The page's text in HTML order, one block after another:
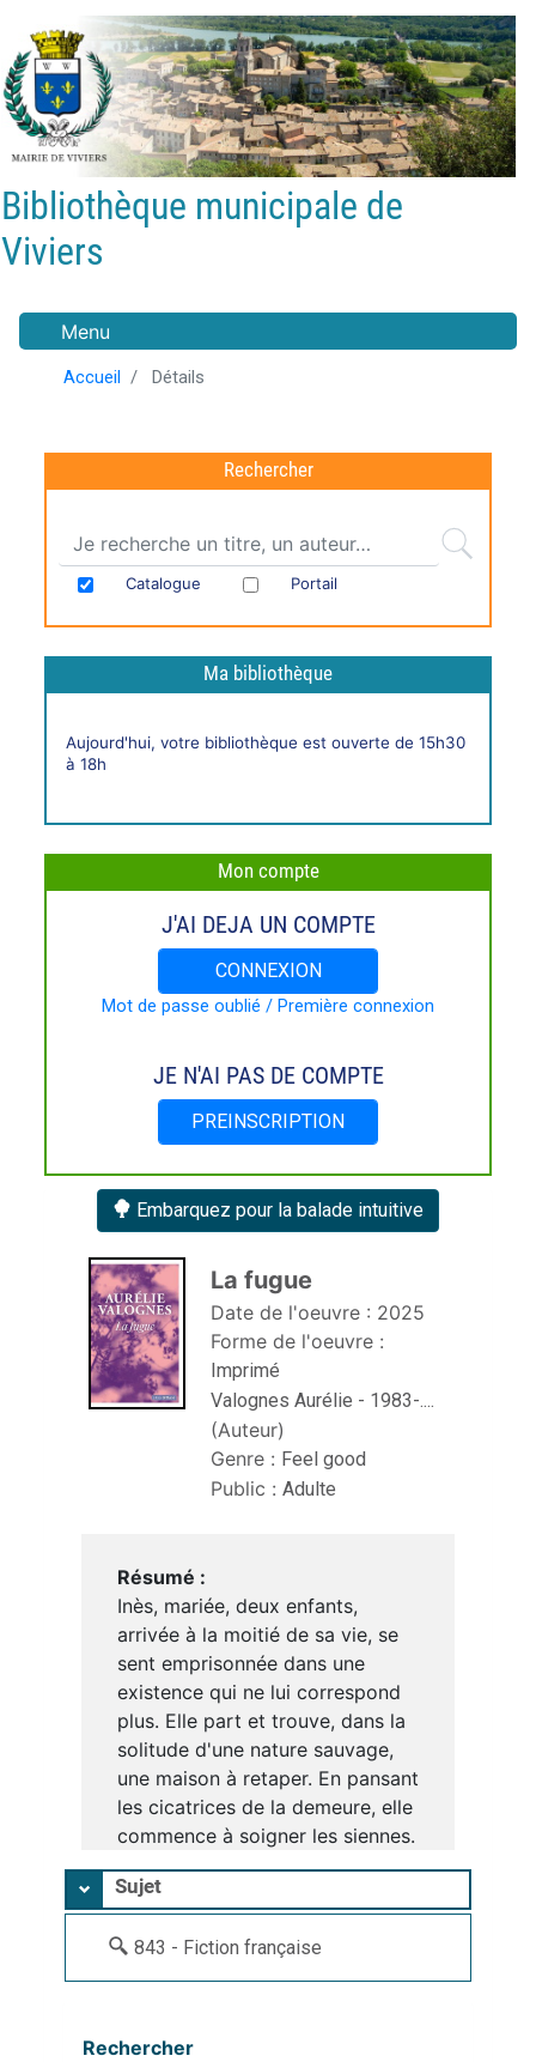
Aller
au
contenu
principal
Bibliothèque municipale de
Viviers
Menu
Accueil Détails
Embarquez pour la balade intuitive
La fugue
Date de l'oeuvre : 2025
Forme de l'oeuvre :
Imprimé
Valognes Aurélie - 1983-....
(Auteur)
Genre : Feel good
Public : Adulte
Résumé :
Inès, mariée, deux enfants,
arrivée à la moitié de sa vie, se
sent emprisonnée dans une
existence qui ne lui correspond
plus. Elle part et trouve, dans la
solitude d'une nature sauvage,
une maison à retaper. En pansant
les cicatrices de la demeure, elle
commence à soigner les siennes.
Sujet
843 - Fiction française
Rechercher
Rechercher
Catalogue Portail
Ma bibliothèque
liveAujourd'hui, votre bibliothèque est ouverte de 15h30
à 18h
Mon compte
J'AI DEJA UN COMPTE
CONNEXION
Mot de passe oublié / Première connexion
JE N'AI PAS DE COMPTE
PREINSCRIPTION